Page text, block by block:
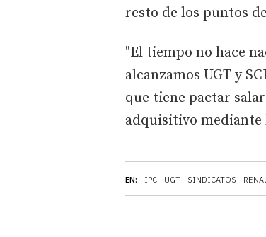
EN: IPC UGT SINDICATOS
resto de los puntos
"El tiempo no hace
alcanzamos UGT y
que tiene pactar
adquisitivo mediante